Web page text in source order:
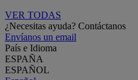
VER TODAS
¿Necesitas ayuda? Contáctanos
Envíanos un email
País e Idioma
ESPAÑA
ESPAÑOL